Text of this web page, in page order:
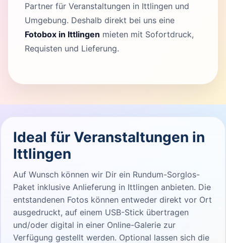
Partner für Veranstaltungen in Ittlingen und
Umgebung. Deshalb direkt bei uns eine
Fotobox in Ittlingen mieten mit Sofortdruck,
Requisten und Lieferung.
Ideal für Veranstaltungen in
Ittlingen
Auf Wunsch können wir Dir ein Rundum-Sorglos-
Paket inklusive Anlieferung in Ittlingen anbieten. Die
entstandenen Fotos können entweder direkt vor Ort
ausgedruckt, auf einem USB-Stick übertragen
und/oder digital in einer Online-Galerie zur
Verfügung gestellt werden. Optional lassen sich die